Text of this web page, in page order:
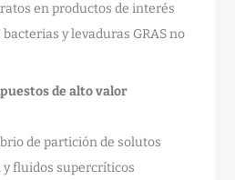
en productos de interés
y levaduras GRAS no
de alto valor
de partición de solutos
fluidos supercríticos